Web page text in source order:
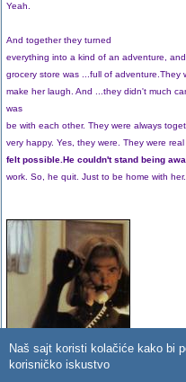
Naš sajt koristi kolačiće kako bi
korisničko iskustvo
Yeah.
And together they turned
everything into a kind of an adventure,
grocery store was ...full of
make her laugh. And ...they didn't much
was
be with each other. They were always
very happy. Yes, they were. They were real
felt possible.He couldn't stand being
work. So, he quit. Just to be home with her.